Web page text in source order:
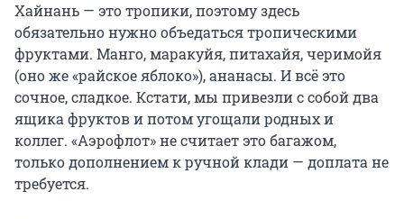
Хайнань — это тропики, поэтому здесь
обязательно нужно объедаться тропическими
фруктами. Манго, маракуйя, питахайя, черимойя
(оно же «райское яблоко»), ананасы. И всё это
сочное, сладкое. Кстати, мы привезли с собой два
ящика фруктов и потом угощали родных и
коллег. «Аэрофлот» не считает это багажом,
только дополнением к ручной клади — доплата не
требуется.